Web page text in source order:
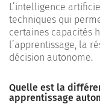
L’intelligence
techniques qui
certaines capacités
l’apprentissage, la
décision autonome.
Quelle est la
apprentissage